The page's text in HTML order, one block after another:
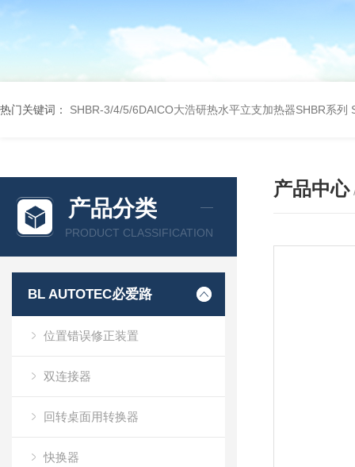
热门关键词： SHBR-3/4/5/6DAICO大浩研热水平立支加热器SHBR系列
产品分类
PRODUCT CLASSIFICATION
BL AUTOTEC必爱路
位置错误修正装置
双连接器
回转桌面用转换器
快换器
产品中心